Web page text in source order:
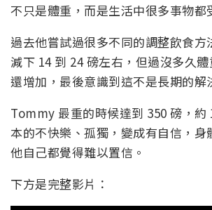
不只是體重，而是生活中很多事物都
過去他嘗試過很多不同的調整飲食方
減下 14 到 24 磅左右，但過沒多久體
還增加，最後意識到這不是長期的解
Tommy 最重的時候達到 350 磅，約
本的不快樂、孤獨，變成有自信，身
他自己都覺得難以置信。
下方是完整影片：